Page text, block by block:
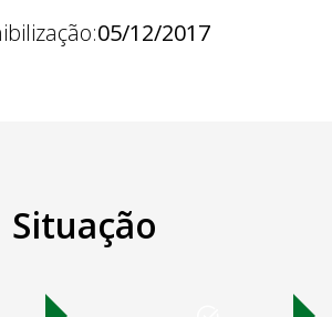
05/12/2017
Situação